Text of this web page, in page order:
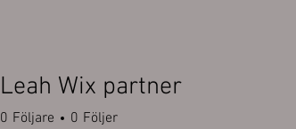
Leah Wix partner
0 Följare 0 Följer